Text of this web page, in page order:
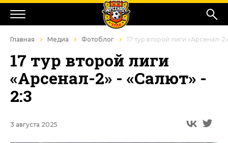
Главная Медиа Фотоблог 17 тур второй лиги «Арсенал-
17 тур второй лиги
«Арсенал-2» - «Салют» -
2:3
3 августа 2025